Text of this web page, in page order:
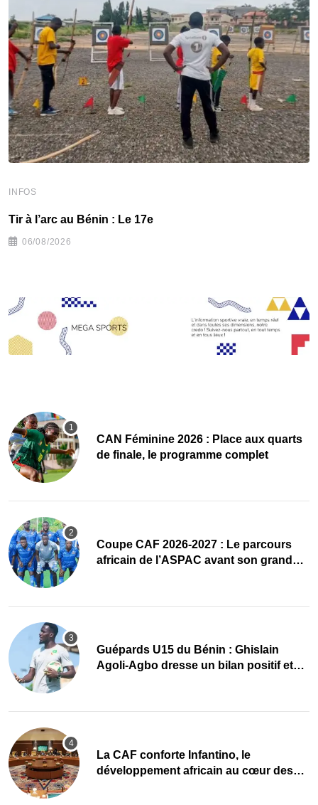
INFOS
Tir à l’arc au Bénin : Le 17e
06/08/2026
CAN Féminine 2026 : Place aux quarts
de finale, le programme complet
Coupe CAF 2026-2027 : Le parcours
africain de l’ASPAC avant son grand
Guépards U15 du Bénin : Ghislain
Agoli-Agbo dresse un bilan positif et
La CAF conforte Infantino, le
développement africain au cœur des